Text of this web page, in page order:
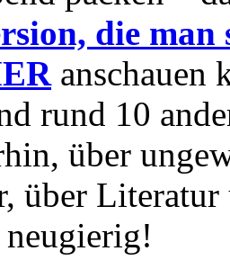
die man
anschauen
rund 10
über
über Literatur